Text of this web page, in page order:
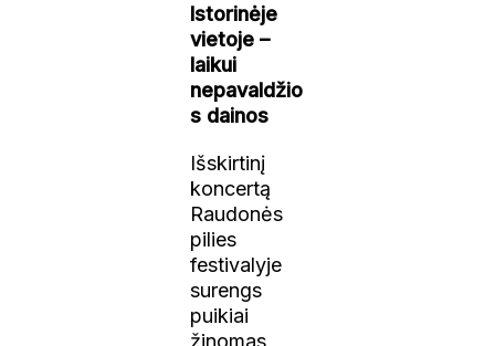
Istorinėje
vietoje –
laikui
nepavaldžio
s dainos
Išskirtinį
koncertą
Raudonės
pilies
festivalyje
surengs
puikiai
žinomas